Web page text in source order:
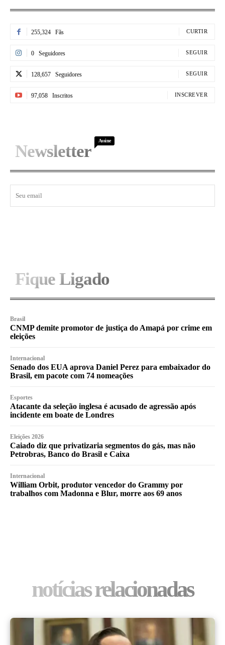
255,324 Fãs CURTIR
0 Seguidores SEGUIR
128,657 Seguidores SEGUIR
97,058 Inscritos INSCREVER
Newsletter
Assine
Fique Ligado
Brasil
CNMP demite promotor de justiça do Amapá por crime em
eleições
Internacional
Senado dos EUA aprova Daniel Perez para embaixador do
Brasil, em pacote com 74 nomeações
Esportes
Atacante da seleção inglesa é acusado de agressão após
incidente em boate de Londres
Eleições 2026
Caiado diz que privatizaria segmentos do gás, mas não
Petrobras, Banco do Brasil e Caixa
Internacional
William Orbit, produtor vencedor do Grammy por
trabalhos com Madonna e Blur, morre aos 69 anos
notícias relacionadas